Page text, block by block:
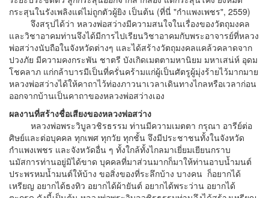
กระสุนในรังเพลิงแต่ไม่ถูกตัวผู้ยิง เป็นต้น (ที่นี่ "กำแพงเพชร", 2559)
จึงสรุปได้ว่า หลวงพ่อสว่างมีความสนใจในเรื่องของวัตถุมงคล
และวิชาอาคมท่านจึงได้มีการไปเรียนวิชาอาคมกับพระอาจารย์ที่หลวง
พ่อสว่างนับถือในจังหวัดต่างๆ และได้สร้างวัตถุมงคลแคล้วคลาดจาก
ปวงภัย มีความคงกระพัน ชาตรี บังเกิดเมตตามหานิยม มหาเสน่ห์ อุดม
โชคลาภ แก่กล้าบารมีเป็นที่ครั่นคร้ามแก่ผู้เป็นศัตรูผู้มุ่งร้ายไว้มากมาย
หลวงพ่อสว่างได้ให้คาถาไว้ท่องภาวนาเวลาเดินทางไกลหรือเวลาก่อน
ออกจากบ้านเป็นคาถาของหลวงพ่อสว่างเอง
ผลงานที่สร้างชื่อเสียงของหลวงพ่อสว่าง
หลวงพ่อพระวิบูลวชิรธรรม ท่านมีความเมตตา กรุณา อารีย์ต่อ
ศิษย์และต่อบุคคล ทุกเพศ ทุกวัย ทุกชั้น จึงมีประชาชนทั้งในจังหวัด
กำแพงเพชร และจังหวัดอื่น ๆ ทั้งใกล้ทั้งไกลมาเยี่ยมเยียนกราบ
นมัสการท่านอยู่มิได้ขาด บุคคลที่มาส่วนมากก็มาให้ท่านอาบน้ำมนต์
ประพรหมน้ำมนต์ให้บ้าง ขอสิ่งของที่ระลึกบ้าง บางคน ก็อยากได้
เหรียญ อยากได้ธงทิว อยากได้ผ้ายันต์ อยากได้พระว่าน อยากได้